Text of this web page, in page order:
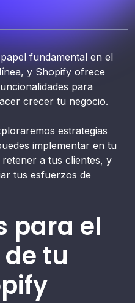
fundamental en el
y Shopify ofrece
para
crecer tu negocio.
estrategias
implementar en tu
a tus clientes, y
tus esfuerzos de
para el
tu